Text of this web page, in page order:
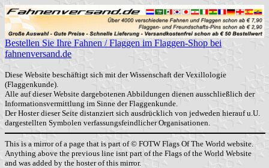
Bestellen Sie Ihre Fahnen / Flaggen im Flaggen-Shop bei
fahnenversand.de
Diese Website beschäftigt sich mit der Wissenschaft der Vexillologie
(Flaggenkunde).
Alle auf dieser Website dargebotenen Abbildungen dienen ausschließlich der
Informationsvermittlung im Sinne der Flaggenkunde.
Der Hoster dieser Seite distanziert sich ausdrücklich von jedweden hierauf u.U.
dargestellten Symbolen verfassungsfeindlicher Organisationen.
This is a mirror of a page that is part of © FOTW Flags Of The World website.
Anything above the previous line isnt part of the Flags of the World Website
and was added by the hoster of this mirror.